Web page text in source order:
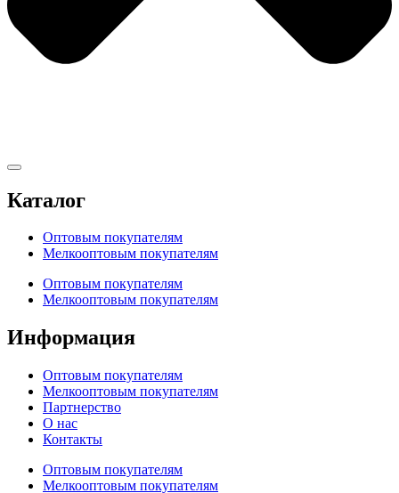
Каталог
Оптовым покупателям
Мелкооптовым покупателям
Оптовым покупателям
Мелкооптовым покупателям
Информация
Оптовым покупателям
Мелкооптовым покупателям
Партнерство
О нас
Контакты
Оптовым покупателям
Мелкооптовым покупателям